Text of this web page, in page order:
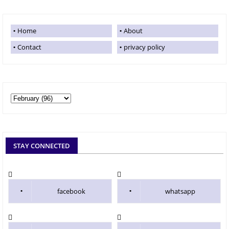
Home
About
Contact
privacy policy
STAY CONNECTED
facebook whatsapp